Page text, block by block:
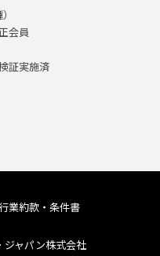
会員
証実施済
業約款・条件書
ジャパン株式会社